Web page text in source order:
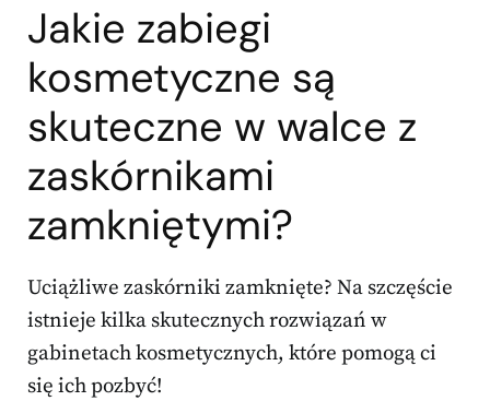
Jakie zabiegi
kosmetyczne są
skuteczne w walce z
zaskórnikami
zamkniętymi?
Uciążliwe zaskórniki zamknięte? Na szczęście
istnieje kilka skutecznych rozwiązań w
gabinetach kosmetycznych, które pomogą ci
się ich pozbyć!